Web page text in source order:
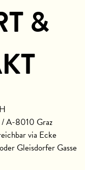
&
/ A-8010 Graz
via Ecke
Gleisdorfer Gasse